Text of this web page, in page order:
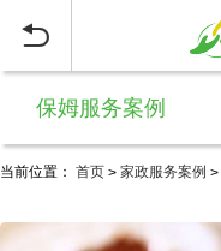

保姆服务案例
当前位置： 首页 > 家政服务案例 >